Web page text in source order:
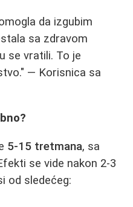
da izgubim
sa zdravom
se vratili. To je
— Korisnica sa
5-15 tretmana, sa
se vide nakon 2-3
od sledećeg: